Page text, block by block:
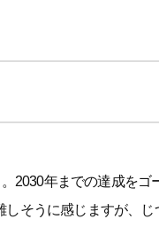
2030年までの達成を
そうに感じますが、